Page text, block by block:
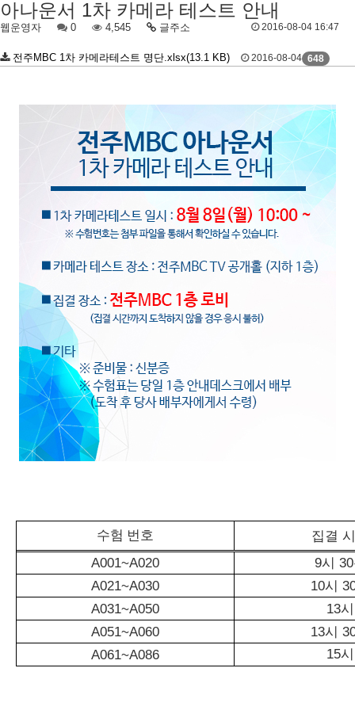
아나운서 1차 카메라 테스트 안내
웹운영자 0 4,545 글주소 2016-08-04 16:47
전주MBC 1차 카메라테스트 명단.xlsx(13.1 KB) 2016-08-04 648
수험 번호
집결
A001~A020
9시 30
A021~A030
10시
A031~A050
13시
A051~A060
13시
A061~A086
15시